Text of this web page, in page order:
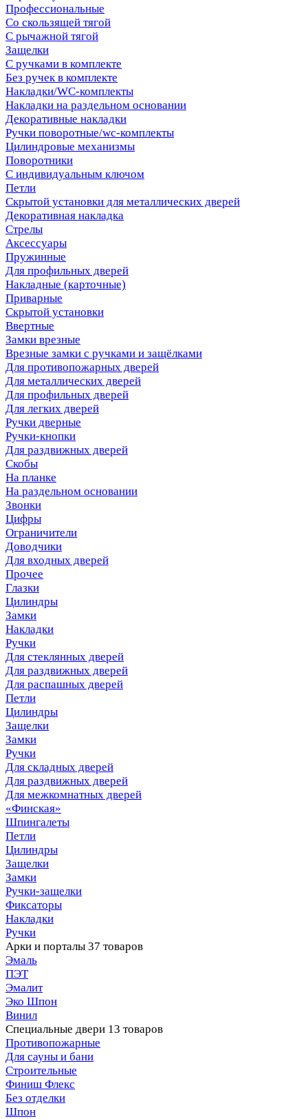
Профессиональные
Со скользящей тягой
С рычажной тягой
Защелки
С ручками в комплекте
Без ручек в комплекте
Накладки/WC-комплекты
Накладки на раздельном основании
Декоративные накладки
Ручки поворотные/wc-комплекты
Цилиндровые механизмы
Поворотники
С индивидуальным ключом
Петли
Скрытой установки для металлических дверей
Декоративная накладка
Стрелы
Аксессуары
Пружинные
Для профильных дверей
Накладные (карточные)
Приварные
Скрытой установки
Ввертные
Замки врезные
Врезные замки с ручками и защёлками
Для противопожарных дверей
Для металлических дверей
Для профильных дверей
Для легких дверей
Ручки дверные
Ручки-кнопки
Для раздвижных дверей
Скобы
На планке
На раздельном основании
Звонки
Цифры
Ограничители
Доводчики
Для входных дверей
Прочее
Глазки
Цилиндры
Замки
Накладки
Ручки
Для стеклянных дверей
Для раздвижных дверей
Для распашных дверей
Петли
Цилиндры
Защелки
Замки
Ручки
Для складных дверей
Для раздвижных дверей
Для межкомнатных дверей
«Финская»
Шпингалеты
Петли
Цилиндры
Защелки
Замки
Ручки-защелки
Фиксаторы
Накладки
Ручки
Арки и порталы 37 товаров
Эмаль
ПЭТ
Эмалит
Эко Шпон
Винил
Специальные двери 13 товаров
Противопожарные
Для сауны и бани
Строительные
Финиш Флекс
Без отделки
Шпон